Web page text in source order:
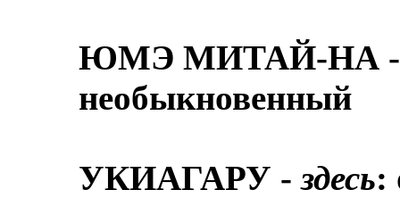
ЮМЭ МИТАЙ-НА -
необыкновенный
УКИАГАРУ -здесь: